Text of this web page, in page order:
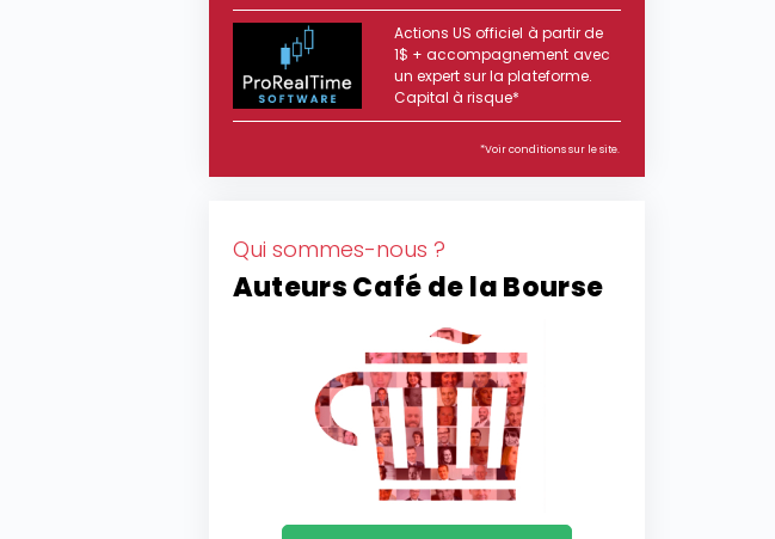
Actions US officiel à partir de
1$ + accompagnement avec
un expert sur la plateforme.
Capital à risque*
*Voir conditions sur le site.
Qui sommes-nous ?
Auteurs Café de la Bourse